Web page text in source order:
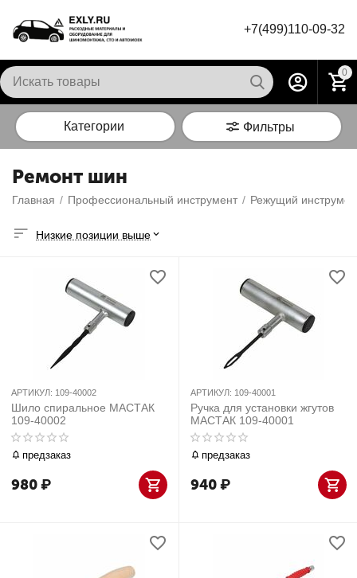
+7(499)110-09-32
0
Категории Фильтры
Ремонт шин
Главная / Профессиональный инструмент / Режущий
Низкие позиции выше
АРТИКУЛ: 109-40002
Шило спиральное МАСТАК
109-40002
предзаказ
980₽
АРТИКУЛ: 109-40001
Ручка для установки жгутов
МАСТАК 109-40001
предзаказ
940₽